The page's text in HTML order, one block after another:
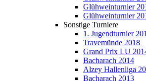
Glühweinturnier
Glühweinturnier
Sonstige Turniere
1. Jugendturnier
Travemünde 2018
Grand Prix LU
Bacharach 2014
Alzey Hallenliga
Bacharach 2013